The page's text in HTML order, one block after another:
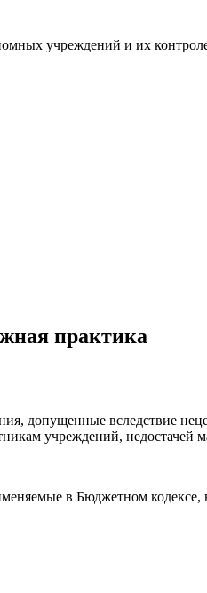
учреждений и их
практика
допущенные вследствие
учреждений, недостачей
в Бюджетном кодексе,